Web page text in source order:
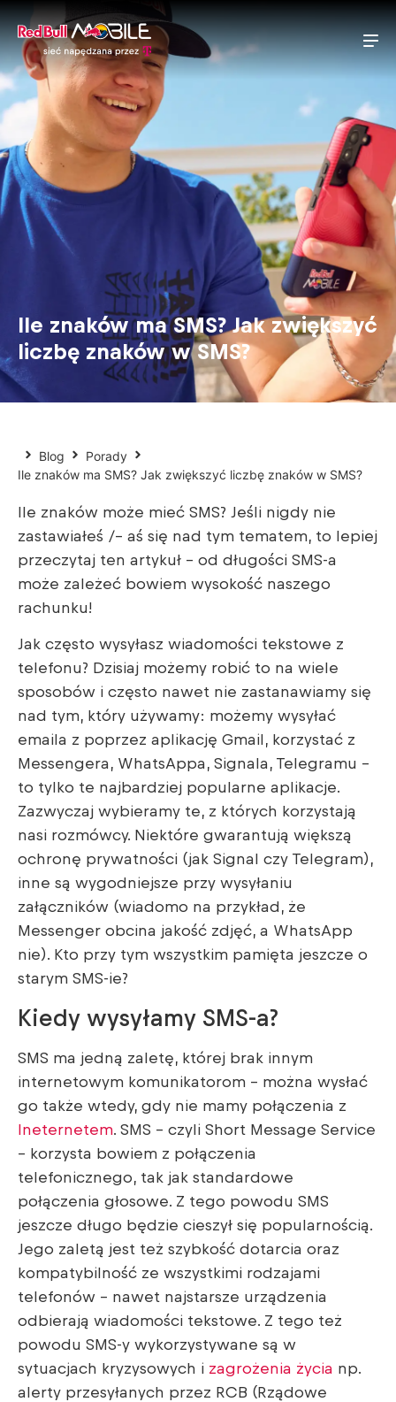
Ile znaków ma SMS? Jak zwiększyć
liczbę znaków w SMS?
Blog
Porady
Ile znaków ma SMS? Jak zwiększyć liczbę znaków w SMS?
Ile znaków może mieć SMS? Jeśli nigdy nie
zastawiałeś /– aś się nad tym tematem, to lepiej
przeczytaj ten artykuł – od długości SMS-a
może zależeć bowiem wysokość naszego
rachunku!
Jak często wysyłasz wiadomości tekstowe z
telefonu? Dzisiaj możemy robić to na wiele
sposobów i często nawet nie zastanawiamy się
nad tym, który używamy: możemy wysyłać
emaila z poprzez aplikację Gmail, korzystać z
Messengera, WhatsAppa, Signala, Telegramu –
to tylko te najbardziej popularne aplikacje.
Zazwyczaj wybieramy te, z których korzystają
nasi rozmówcy. Niektóre gwarantują większą
ochronę prywatności (jak Signal czy Telegram),
inne są wygodniejsze przy wysyłaniu
załączników (wiadomo na przykład, że
Messenger obcina jakość zdjęć, a WhatsApp
nie). Kto przy tym wszystkim pamięta jeszcze o
starym SMS-ie?
Kiedy wysyłamy SMS-a?
SMS ma jedną zaletę, której brak innym
internetowym komunikatorom – można wysłać
go także wtedy, gdy nie mamy połączenia z
Ineternetem. SMS – czyli Short Message Service
– korzysta bowiem z połączenia
telefonicznego, tak jak standardowe
połączenia głosowe. Z tego powodu SMS
jeszcze długo będzie cieszył się popularnością.
Jego zaletą jest też szybkość dotarcia oraz
kompatybilność ze wszystkimi rodzajami
telefonów – nawet najstarsze urządzenia
odbierają wiadomości tekstowe. Z tego też
powodu SMS-y wykorzystywane są w
sytuacjach kryzysowych i zagrożenia życia np.
alerty przesyłanych przez RCB (Rządowe